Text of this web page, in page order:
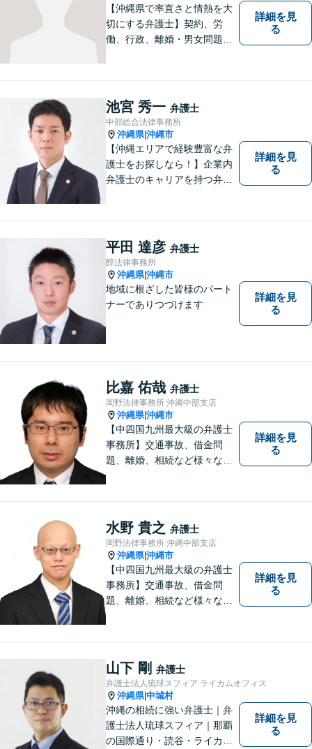
【沖縄県で率直さと情熱を大
切にする弁護士】契約、労
働、行政、離婚・男女問題、
の皆様のお役に立てればと思
っております。お困りごとが
あれば、一度ご相談くださ
い。
詳細を見
る
池宮 秀一 弁護士
中部総合法律事務所
沖縄県|沖縄市
【沖縄エリアで経験豊富な弁
護士をお探しなら！】企業内
弁護士のキャリアを持つ弁護
種多様なご相談に対応してお
ります。スピード感を持っ
て、かつ丁寧な対応を心がけ
ていますので、ぜひ気兼ねな
くご相談ください。
詳細を見
る
平田 達彦 弁護士
醇法律事務所
沖縄県|沖縄市
地域に根ざした皆様のパート
ナーでありつづけます
詳細を見
る
比嘉 佑哉 弁護士
岡野法律事務所 沖縄中部支店
沖縄県|沖縄市
【中四国九州最大級の弁護士
事務所】交通事故、借金問
題、離婚、相続など様々な問
まずはお気軽にご相談くださ
い！
詳細を見
る
水野 貴之 弁護士
岡野法律事務所 沖縄中部支店
沖縄県|沖縄市
【中四国九州最大級の弁護士
事務所】交通事故、借金問
題、離婚、相続など様々な問
まずはお気軽にご相談くださ
い！
詳細を見
る
山下 剛 弁護士
弁護士法人琉球スフィア ライカムオフィス
沖縄県|中城村
沖縄の相続に強い弁護士｜弁
護士法人琉球スフィア｜那覇
の国際通り・読谷・ライカム
詳細を見
る